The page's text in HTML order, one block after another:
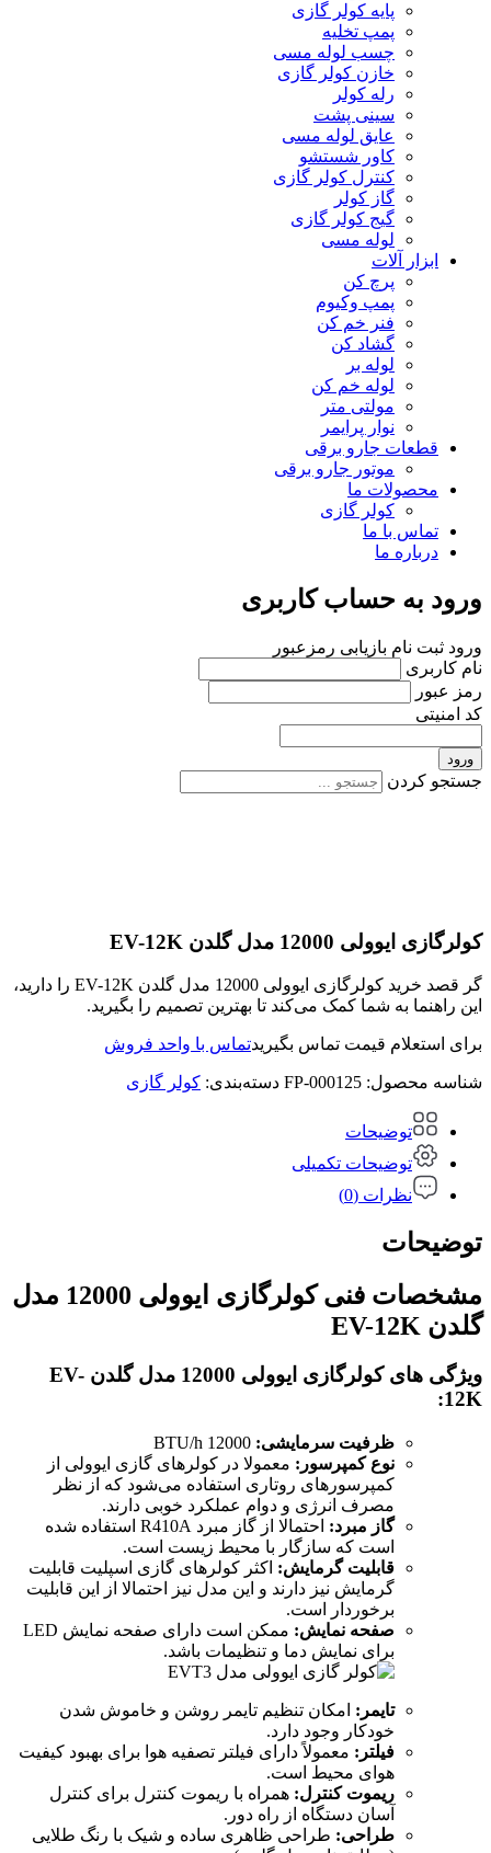
پایه کولر گازی
پمپ تخلیه
چسب لوله مسی
خازن کولر گازی
رله کولر
سینی پشت
عایق لوله مسی
کاور شستشو
کنترل کولر گازی
گاز کولر
گیج کولر گازی
لوله مسی
ابزار آلات
پرچ کن
پمپ وکیوم
فنر خم کن
گشاد کن
لوله بر
لوله خم کن
مولتی متر
نوار پرایمر
قطعات جارو برقی
موتور جارو برقی
محصولات ما
کولر گازی
تماس با ما
درباره ما
ورود به حساب کاربری
ورود ثبت نام بازیابی رمزعبور
نام کاربری
رمز عبور
کد امنیتی
ورود
جستجو کردن
کولرگازی ایوولی 12000 مدل گلدن EV-12K
گر قصد خرید کولرگازی ایوولی 12000 مدل گلدن EV-12K را دارید،
این راهنما به شما کمک می‌کند تا بهترین تصمیم را بگیرید.
برای استعلام قیمت تماس بگیریدتماس با واحد فروش
شناسه محصول: FP-000125 دسته‌بندی: کولر گازی
توضیحات
توضیحات تکمیلی
نظرات (0)
توضیحات
مشخصات فنی کولرگازی ایوولی 12000 مدل
گلدن EV-12K
ویژگی های کولرگازی ایوولی 12000 مدل گلدن EV-
12K:
ظرفیت سرمایشی:
نوع کمپرسور: معمولا در کولرهای گازی ایوولی از
کمپرسورهای روتاری استفاده می‌شود که از نظر
مصرف انرژی و دوام عملکرد خوبی دارند.
گاز مبرد:
احتمالا از گاز مبرد R410A استفاده شده
است که سازگار با محیط زیست است.
قابلیت گرمایش: اکثر کولرهای گازی اسپلیت قابلیت
گرمایش نیز دارند و این مدل نیز احتمالا از این قابلیت
برخوردار است.
صفحه نمایش:
ممکن است دارای صفحه نمایش LED
برای نمایش دما و تنظیمات باشد.
تایمر: امکان تنظیم تایمر روشن و خاموش شدن
خودکار وجود دارد.
فیلتر: معمولاً دارای فیلتر تصفیه هوا برای بهبود کیفیت
هوای محیط است.
ریموت کنترل: همراه با ریموت کنترل برای کنترل
آسان دستگاه از راه دور.
طراحی: طراحی ظاهری ساده و شیک با رنگ طلایی